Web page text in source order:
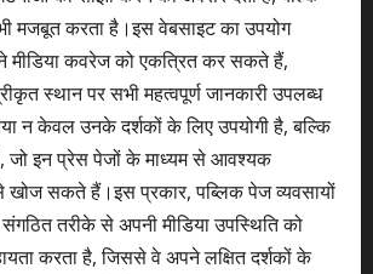
मजबूत करता है।इस वेबसाइट का उपयोग
मीडिया कवरेज को एकत्रित कर सकते हैं,
स्थान पर सभी महत्वपूर्ण जानकारी उपलब्ध
न केवल उनके दर्शकों के लिए उपयोगी है, बल्कि
जो इन प्रेस पेजों के माध्यम से आवश्यक
खोज सकते हैं।इस प्रकार, पब्लिक पेज व्यवसायों
तरीके से अपनी मीडिया उपस्थिति को
करता है, जिससे वे अपने लक्षित दर्शकों के